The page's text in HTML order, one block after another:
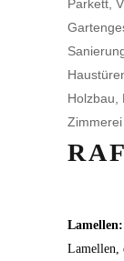
Lamellen:
Lamellen,